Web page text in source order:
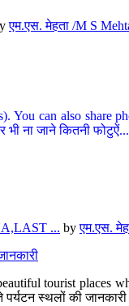
एम.एस. मेहता /M S
You can also share
भी ना जाने कितनी
... byएम.एस.
tourist places
पर्यटन स्थलों की